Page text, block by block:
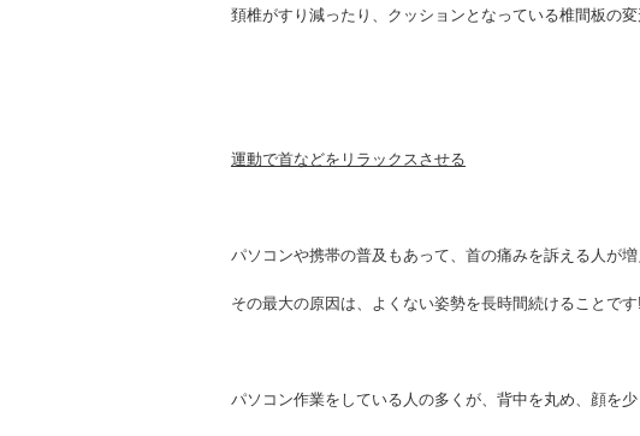
頚椎がすり減ったり、クッションとなっている椎間板の
運動で首などをリラックスさせる
パソコンや携帯の普及もあって、首の痛みを訴える人が増
その最大の原因は、よくない姿勢を長時間続けることで
パソコン作業をしている人の多くが、背中を丸め、顔を